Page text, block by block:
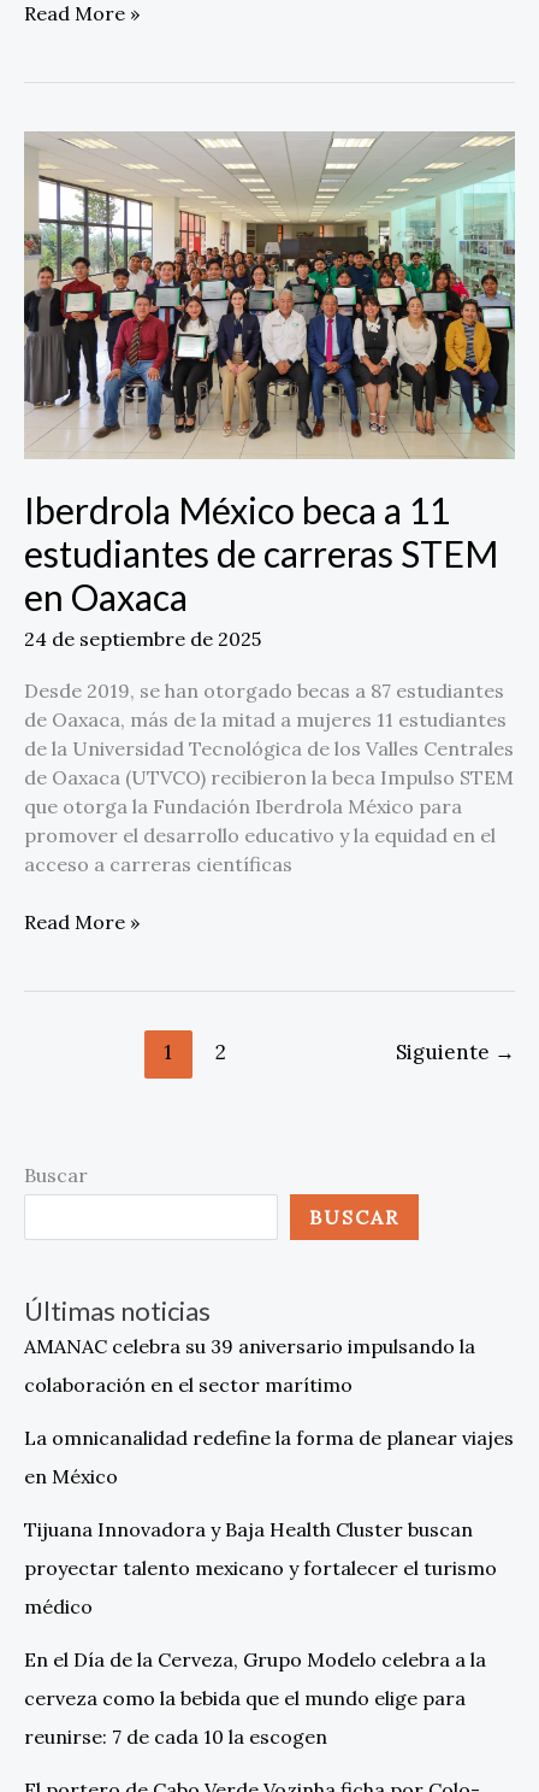
Read More »
Iberdrola México beca a 11
estudiantes de carreras STEM
en Oaxaca
24 de septiembre de 2025
Desde 2019, se han otorgado becas a 87 estudiantes
de Oaxaca, más de la mitad a mujeres 11 estudiantes
de la Universidad Tecnológica de los Valles Centrales
de Oaxaca (UTVCO) recibieron la beca Impulso STEM
que otorga la Fundación Iberdrola México para
promover el desarrollo educativo y la equidad en el
acceso a carreras científicas
Iberdrola
México
a
11
estudiantes
de
carreras
STEM
en
Oaxaca
Read More »
1 2 Siguiente →
Buscar
BUSCAR
Últimas noticias
AMANAC celebra su 39 aniversario impulsando la
colaboración en el sector marítimo
La omnicanalidad redefine la forma de planear viajes
en México
Tijuana Innovadora y Baja Health Cluster buscan
proyectar talento mexicano y fortalecer el turismo
médico
En el Día de la Cerveza, Grupo Modelo celebra a la
cerveza como la bebida que el mundo elige para
reunirse: 7 de cada 10 la escogen